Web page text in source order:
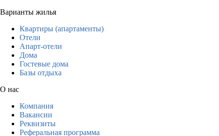
Варианты жилья
Квартиры (апартаменты)
Отели
Апарт-отели
Дома
Гостевые дома
Базы отдыха
О нас
Компания
Вакансии
Реквизиты
Реферальная программа